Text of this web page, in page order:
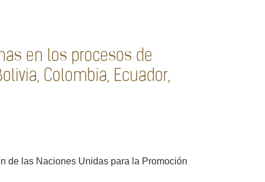
en los procesos de
Colombia, Ecuador,
de las Naciones Unidas para la Promoción